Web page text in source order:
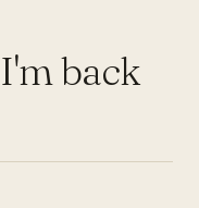
back